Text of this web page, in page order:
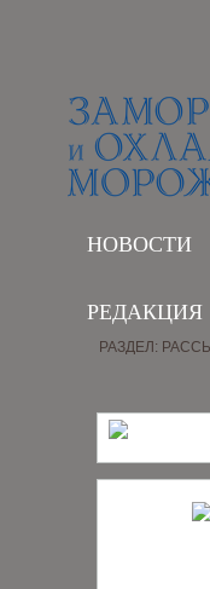
НОВОСТИ
РЕДАКЦИЯ
РАЗДЕЛ: